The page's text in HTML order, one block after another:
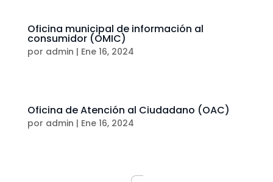
Oficina municipal de información al
consumidor (OMIC)
por admin | Ene 16, 2024
Oficina de Atención al Ciudadano (OAC)
por admin | Ene 16, 2024